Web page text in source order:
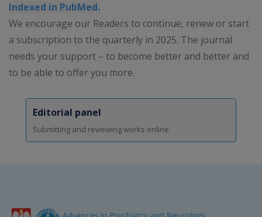
Indexed in PubMed.
We encourage our Readers to continue, renew or start
a subscription to the quarterly in 2025. The journal
needs your support – to become better and better and
to be able to offer you more.
Editorial panel
Submitting and reviewing works online